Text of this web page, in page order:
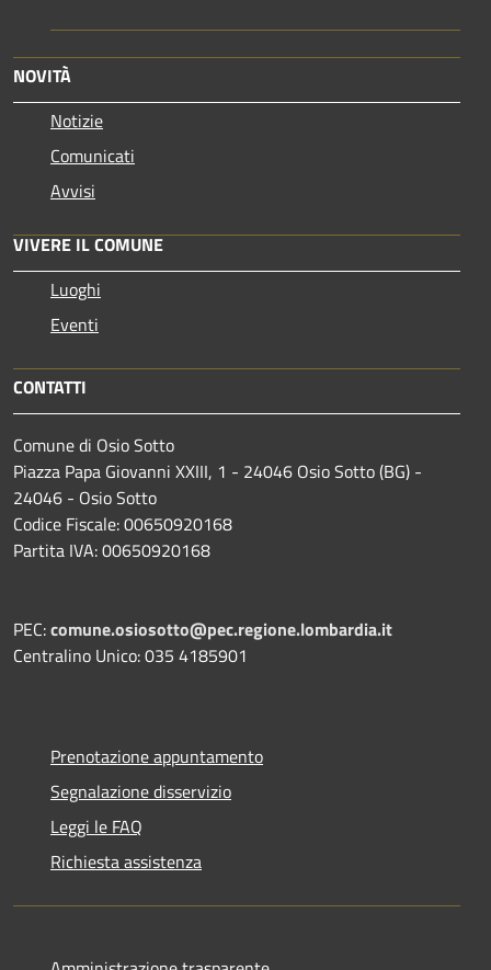
NOVITÀ
Notizie
Comunicati
Avvisi
VIVERE IL COMUNE
Luoghi
Eventi
CONTATTI
Comune di Osio Sotto
Piazza Papa Giovanni XXIII, 1 - 24046 Osio Sotto (BG) -
24046 - Osio Sotto
Codice Fiscale: 00650920168
Partita IVA: 00650920168
PEC:comune.osiosotto@pec.regione.lombardia.it
Centralino Unico: 035 4185901
Prenotazione appuntamento
Segnalazione disservizio
Leggi le FAQ
Richiesta assistenza